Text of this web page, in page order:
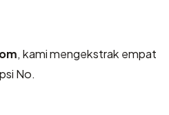
, kami mengekstrak empat
No.